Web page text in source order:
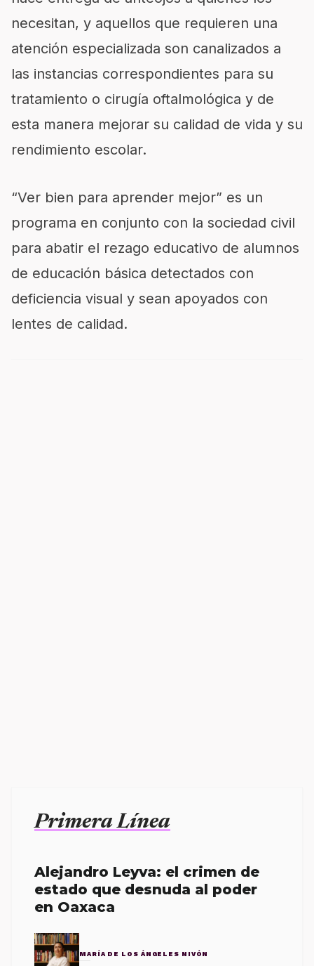
necesitan, y aquellos que requieren una
atención especializada son canalizados a
las instancias correspondientes para su
tratamiento o cirugía oftalmológica y de
esta manera mejorar su calidad de vida y su
rendimiento escolar.
“Ver bien para aprender mejor” es un
programa en conjunto con la sociedad civil
para abatir el rezago educativo de alumnos
de educación básica detectados con
deficiencia visual y sean apoyados con
lentes de calidad.
Primera Línea
Alejandro Leyva: el crimen de
estado que desnuda al poder
en Oaxaca
MARÍA DE LOS ÁNGELES NIVÓN